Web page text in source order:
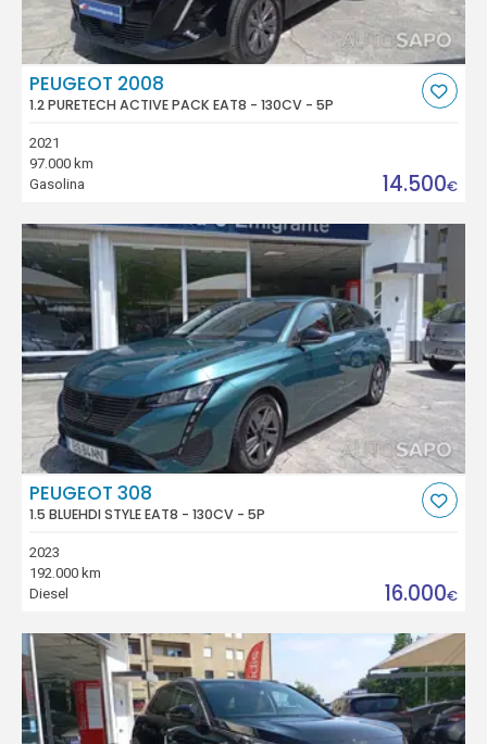
PEUGEOT 2008
1.2 PURETECH ACTIVE PACK EAT8 - 130CV - 5P
2021
97.000 km
Gasolina
14.500€
PEUGEOT 308
1.5 BLUEHDI STYLE EAT8 - 130CV - 5P
2023
192.000 km
Diesel
16.000€